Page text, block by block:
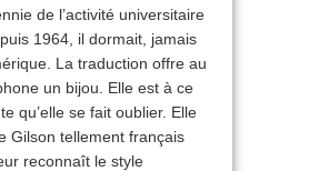
de l’activité universitaire
1964, il dormait, jamais
La traduction offre au
un bijou. Elle est à ce
qu’elle se fait oublier. Elle
Gilson tellement français
reconnaît le style